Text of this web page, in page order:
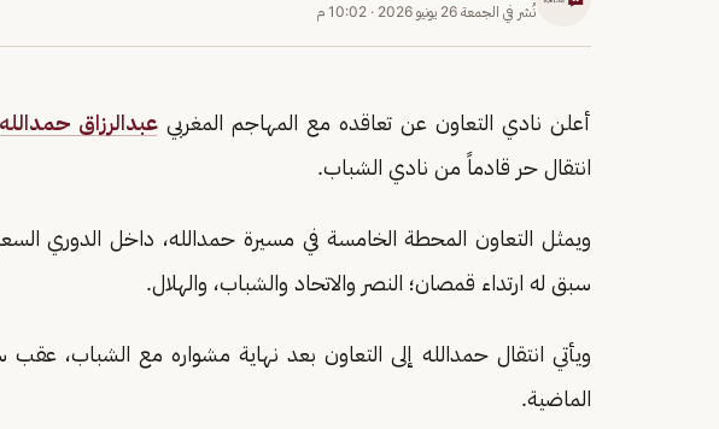
نُشر في الجمعة 26 يونيو 2026 · 10:02 م
أعلن نادي التعاون عن تعاقده مع المهاجم المغربيعبدالرزاق حمدالله
انتقال حر قادماً من نادي الشباب.
ويمثل التعاون المحطة الخامسة في مسيرة حمدالله، داخل الدوري
سبق له ارتداء قمصان؛ النصر والاتحاد والشباب، والهلال.
ويأتي انتقال حمدالله إلى التعاون بعد نهاية مشواره مع الشباب، عقب
الماضية.